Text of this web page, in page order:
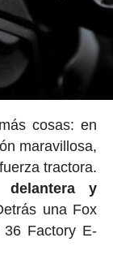
cosas: en
maravillosa,
tractora.
delantera y
una Fox
Factory E-